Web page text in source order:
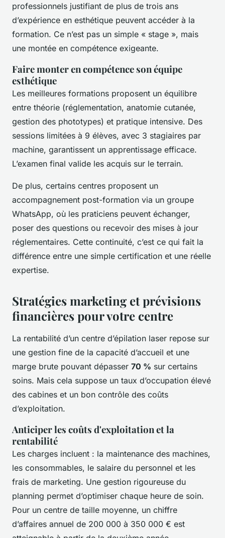
professionnels justifiant de plus de trois ans
d’expérience en esthétique peuvent accéder à la
formation. Ce n’est pas un simple « stage », mais
une montée en compétence exigeante.
Faire monter en compétence son équipe
esthétique
Les meilleures formations proposent un équilibre
entre théorie (réglementation, anatomie cutanée,
gestion des phototypes) et pratique intensive. Des
sessions limitées à 9 élèves, avec 3 stagiaires par
machine, garantissent un apprentissage efficace.
L’examen final valide les acquis sur le terrain.
De plus, certains centres proposent un
accompagnement post-formation via un groupe
WhatsApp, où les praticiens peuvent échanger,
poser des questions ou recevoir des mises à jour
réglementaires. Cette continuité, c’est ce qui fait la
différence entre une simple certification et une réelle
expertise.
Stratégies marketing et prévisions
financières pour votre centre
La rentabilité d’un centre d’épilation laser repose sur
une gestion fine de la capacité d’accueil et une
marge brute pouvant dépasser 70 % sur certains
soins. Mais cela suppose un taux d’occupation élevé
des cabines et un bon contrôle des coûts
d’exploitation.
Anticiper les coûts d'exploitation et la
rentabilité
Les charges incluent : la maintenance des machines,
les consommables, le salaire du personnel et les
frais de marketing. Une gestion rigoureuse du
planning permet d’optimiser chaque heure de soin.
Pour un centre de taille moyenne, un chiffre
d’affaires annuel de 200 000 à 350 000 € est